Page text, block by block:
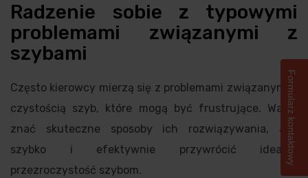
Radzenie sobie z typowymi
problemami związanymi z
szybami
Często kierowcy mierzą się z problemami związanymi z
czystością szyb, które mogą być frustrujące. Warto
znać skuteczne sposoby ich rozwiązywania, aby
szybko i efektywnie przywrócić idealną
przezroczystość szybom.
Formularz kontaktowy